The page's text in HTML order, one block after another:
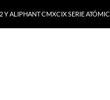
ALIPHANT CMXCIX SERIE